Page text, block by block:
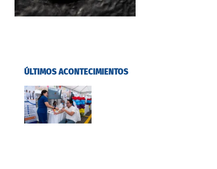
ÚLTIMOS ACONTECIMIENTOS